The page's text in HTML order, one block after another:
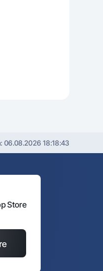
06.08.2026 18:18:43
Store